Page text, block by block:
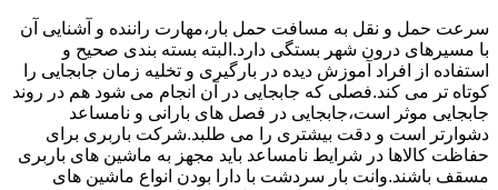
سرعت حمل و نقل به مسافت حمل بار،مهارت راننده و آشنایی آن
با مسیرهای درون شهر بستگی دارد.البته بسته بندی صحیح و
استفاده از افراد آموزش دیده در بارگیری و تخلیه زمان جابجایی را
کوتاه تر می کند.فصلی که جابجایی در آن انجام می شود هم در روند
جابجایی موثر است،جابجایی در فصل های بارانی و نامساعد
دشوارتر است و دقت بیشتری را می طلبد.شرکت باربری برای
حفاظت کالاها در شرایط نامساعد باید مجهز به ماشین های باربری
مسقف باشند.وانت بار سردشت با دارا بودن انواع ماشین های